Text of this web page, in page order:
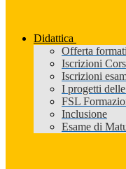
Didattica
Offerta
Iscrizioni
Iscrizioni
I progetti
FSL
Inclusione
Esame di